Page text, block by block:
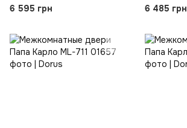
6 595 грн 6 485 грн